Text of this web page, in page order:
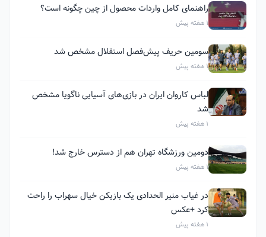
راهنمای کامل واردات محصول از چین چگونه است؟
1 هفته پیش
سومین حریف پیش‌فصل استقلال مشخص شد
1 هفته پیش
لباس کاروان ایران در بازی‌های آسیایی ناگویا مشخص
شد
1 هفته پیش
دومین ورزشگاه تهران هم از دسترس خارج شد!
1 هفته پیش
در غیاب منیر الحدادی یک بازیکن خیال سهراب را راحت
کرد +عکس
1 هفته پیش